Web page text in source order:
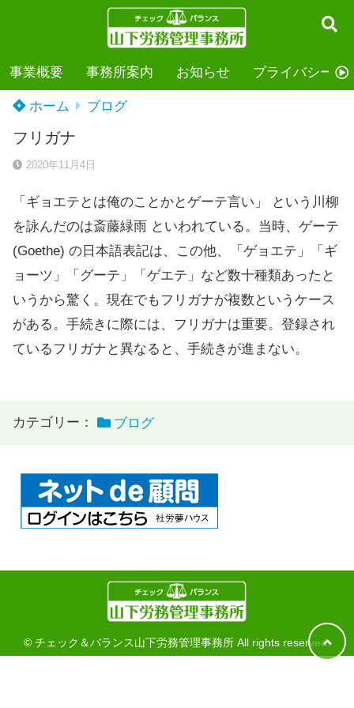
事業概要 事務所案内 お知らせ プライバシーポ
ホーム ブログ
フリガナ
2020年11月4日
「ギョエテとは俺のことかとゲーテ言い」 という川柳
を詠んだのは斎藤緑雨 といわれている。当時、ゲーテ
(Goethe) の日本語表記は、この他、「ゲョエテ」「ギ
ョーツ」「グーテ」「ゲエテ」など数十種類あったと
いうから驚く。現在でもフリガナが複数というケース
がある。手続きに際には、フリガナは重要。登録され
ているフリガナと異なると、手続きが進まない。
カテゴリー： ブログ
© チェック＆バランス山下労務管理事務所 All rights reserved.